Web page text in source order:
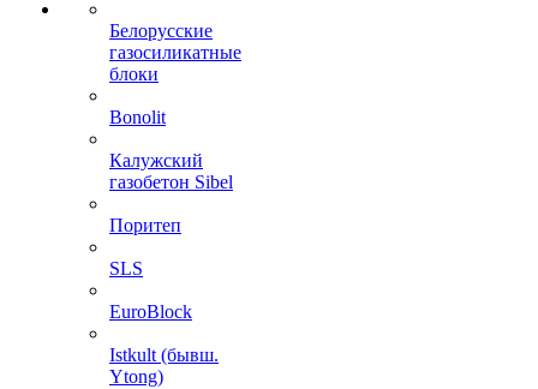
Белорусские
газосиликатные
блоки
Bonolit
Калужский
газобетон Sibel
Поритеп
SLS
EuroBlock
Istkult (бывш.
Ytong)